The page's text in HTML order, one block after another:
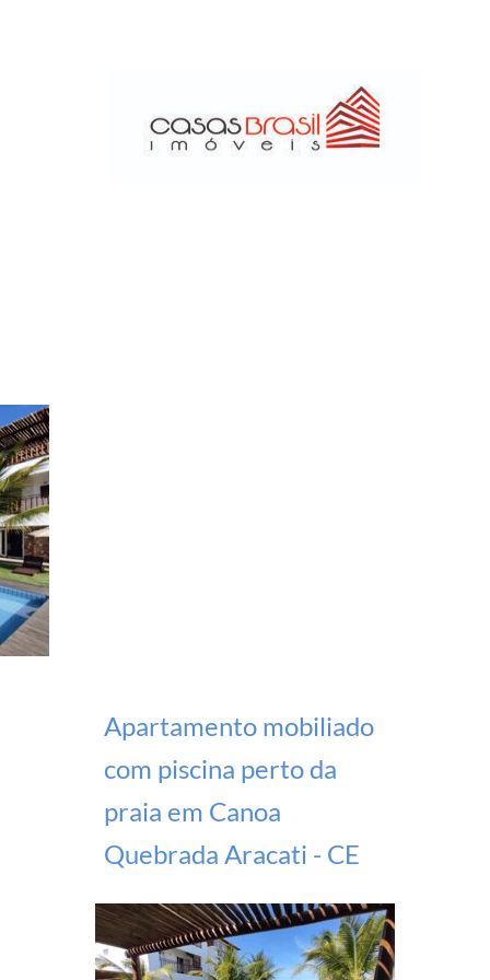
Apartamento mobiliado
com piscina perto da
praia em Canoa
Quebrada Aracati - CE